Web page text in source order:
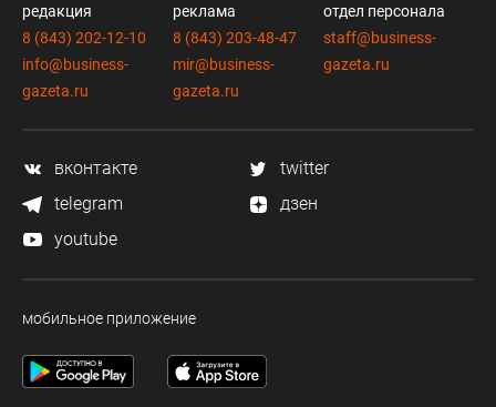
редакция
8 (843) 202-12-10
info@business-
gazeta.ru
реклама
8 (843) 203-48-47
mir@business-
gazeta.ru
отдел персонала
staff@business-
gazeta.ru
вконтакте
twitter
telegram
дзен
youtube
мобильное приложение